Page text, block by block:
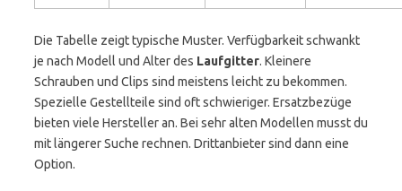
Die Tabelle zeigt typische Muster. Verfügbarkeit schwankt
je nach Modell und Alter des Laufgitter. Kleinere
Schrauben und Clips sind meistens leicht zu bekommen.
Spezielle Gestellteile sind oft schwieriger. Ersatzbezüge
bieten viele Hersteller an. Bei sehr alten Modellen musst du
mit längerer Suche rechnen. Drittanbieter sind dann eine
Option.